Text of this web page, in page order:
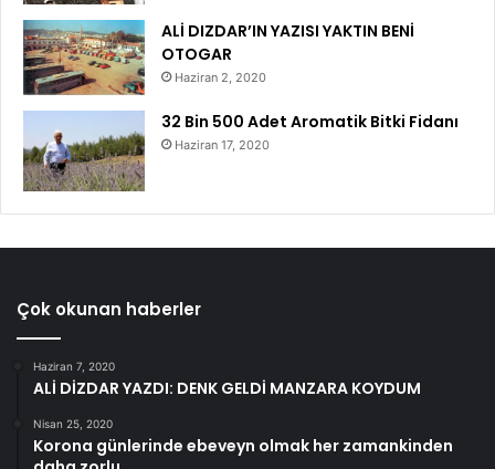
ALİ DIZDAR’IN YAZISI YAKTIN BENİ
OTOGAR
Haziran 2, 2020
32 Bin 500 Adet Aromatik Bitki Fidanı
Haziran 17, 2020
Çok okunan haberler
Haziran 7, 2020
ALİ DİZDAR YAZDI: DENK GELDİ MANZARA KOYDUM
Nisan 25, 2020
Korona günlerinde ebeveyn olmak her zamankinden